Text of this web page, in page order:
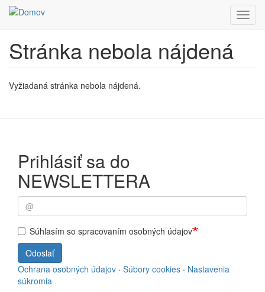
Skočiť
obsah
Stránka nebola nájdená
Vyžiadaná stránka nebola nájdená.
Prihlásiť sa do
NEWSLETTERA
Súhlasím so spracovaním osobných údajov
Odoslať
Ochrana osobných údajov · Súbory cookies · Nastavenia
súkromia